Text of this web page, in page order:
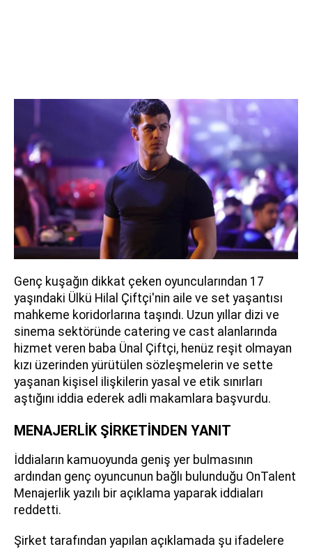
Genç kuşağın dikkat çeken oyuncularından 17
yaşındaki Ülkü Hilal Çiftçi'nin aile ve set yaşantısı
mahkeme koridorlarına taşındı. Uzun yıllar dizi ve
sinema sektöründe catering ve cast alanlarında
hizmet veren baba Ünal Çiftçi, henüz reşit olmayan
kızı üzerinden yürütülen sözleşmelerin ve sette
yaşanan kişisel ilişkilerin yasal ve etik sınırları
aştığını iddia ederek adli makamlara başvurdu.
MENAJERLİK ŞİRKETİNDEN YANIT
İddiaların kamuoyunda geniş yer bulmasının
ardından genç oyuncunun bağlı bulunduğu OnTalent
Menajerlik yazılı bir açıklama yaparak iddiaları
reddetti.
Şirket tarafından yapılan açıklamada şu ifadelere